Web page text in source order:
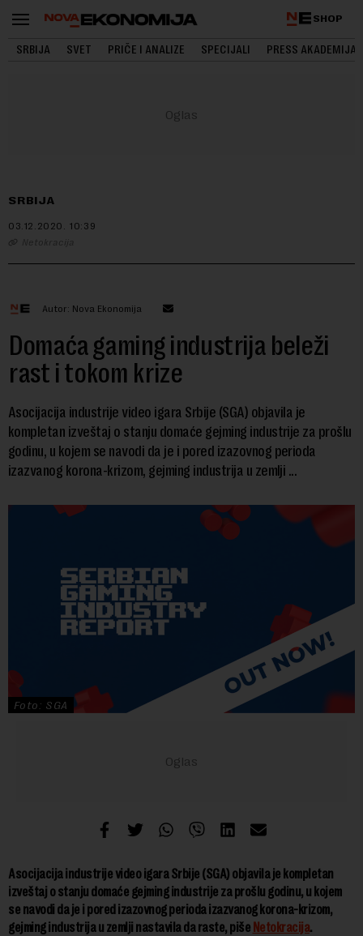
SHOP
SRBIJA SVET PRIČE I ANALIZE SPECIJALI PRESS AKADEMIJA
SRBIJA
03.12.2020. 10:39
Netokracija
Autor: Nova Ekonomija
Domaća gaming industrija beleži
rast i tokom krize
Asocijacija industrije video igara Srbije (SGA) objavila je
kompletan izveštaj o stanju domaće gejming industrije za prošlu
godinu, u kojem se navodi da je i pored izazovnog perioda
izazvanog korona-krizom, gejming industrija u zemlji ...
Foto: SGA
Asocijacija industrije video igara Srbije (SGA) objavila je kompletan
izveštaj o stanju domaće gejming industrije za prošlu godinu, u kojem
se navodi da je i pored izazovnog perioda izazvanog korona-krizom,
gejming industrija u zemlji nastavila da raste, piše Netokracija.